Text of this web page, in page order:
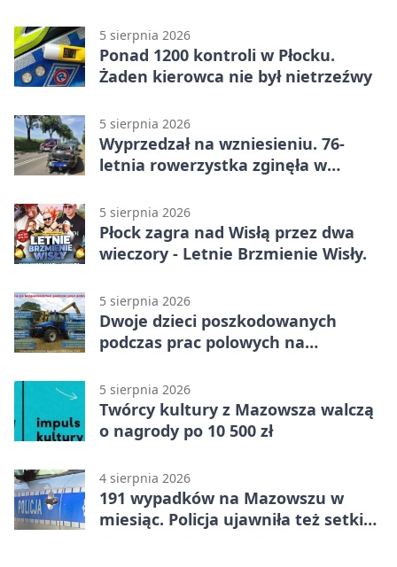
5 sierpnia 2026
Ponad 1200 kontroli w Płocku.
Żaden kierowca nie był nietrzeźwy
5 sierpnia 2026
Wyprzedzał na wzniesieniu. 76-
letnia rowerzystka zginęła w
5 sierpnia 2026
Płock zagra nad Wisłą przez dwa
wieczory - Letnie Brzmienie Wisły.
5 sierpnia 2026
Dwoje dzieci poszkodowanych
podczas prac polowych na
5 sierpnia 2026
Twórcy kultury z Mazowsza walczą
o nagrody po 10 500 zł
4 sierpnia 2026
191 wypadków na Mazowszu w
miesiąc. Policja ujawniła też setki